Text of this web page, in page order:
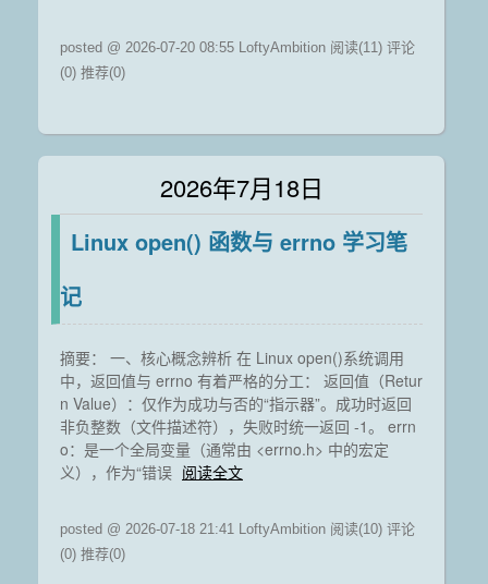
posted @ 2026-07-20 08:55 LoftyAmbition 阅读(11) 评论
(0) 推荐(0)
2026年7月18日
Linux open() 函数与 errno 学习笔
记
摘要： 一、核心概念辨析 在 Linux open()系统调用
中，返回值与 errno 有着严格的分工： 返回值（Retur
n Value）：仅作为成功与否的“指示器”。成功时返回
非负整数（文件描述符），失败时统一返回 -1。 errn
o：是一个全局变量（通常由 <errno.h> 中的宏定
义），作为“错误 阅读全文
posted @ 2026-07-18 21:41 LoftyAmbition 阅读(10) 评论
(0) 推荐(0)